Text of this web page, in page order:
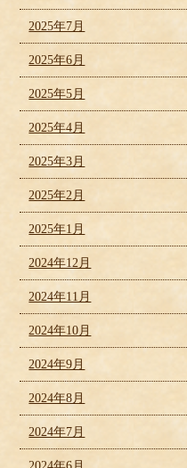
2025年7月
2025年6月
2025年5月
2025年4月
2025年3月
2025年2月
2025年1月
2024年12月
2024年11月
2024年10月
2024年9月
2024年8月
2024年7月